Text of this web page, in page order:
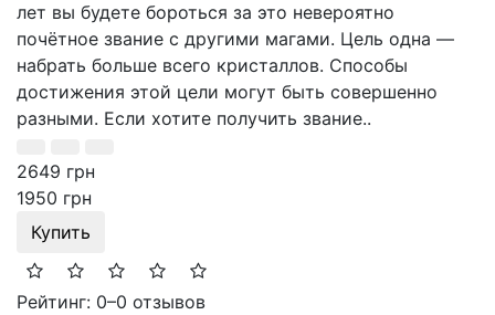
лет вы будете бороться за это невероятно
почётное звание с другими магами. Цель одна —
набрать больше всего кристаллов. Способы
достижения этой цели могут быть совершенно
разными. Если хотите получить звание..
2649 грн
1950 грн
Купить
Рейтинг: 0–0 отзывов